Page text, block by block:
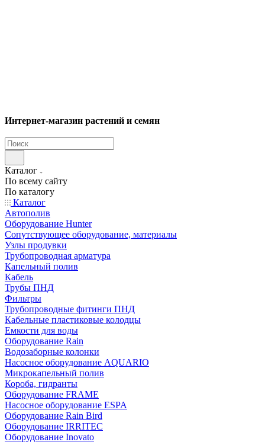
Интернет-магазин растений и семян
Каталог
По всему сайту
По каталогу
Каталог
Автополив
Оборудование Hunter
Сопутствующее оборудование, материалы
Узлы продувки
Трубопроводная арматура
Капельный полив
Кабель
Трубы ПНД
Фильтры
Трубопроводные фитинги ПНД
Кабельные пластиковые колодцы
Емкости для воды
Оборудование Rain
Водозаборные колонки
Насосное оборудование AQUARIO
Микрокапельный полив
Короба, гидранты
Оборудование FRAME
Насосное оборудование ESPA
Оборудование Rain Bird
Оборудование IRRITEC
Оборудование Inovato